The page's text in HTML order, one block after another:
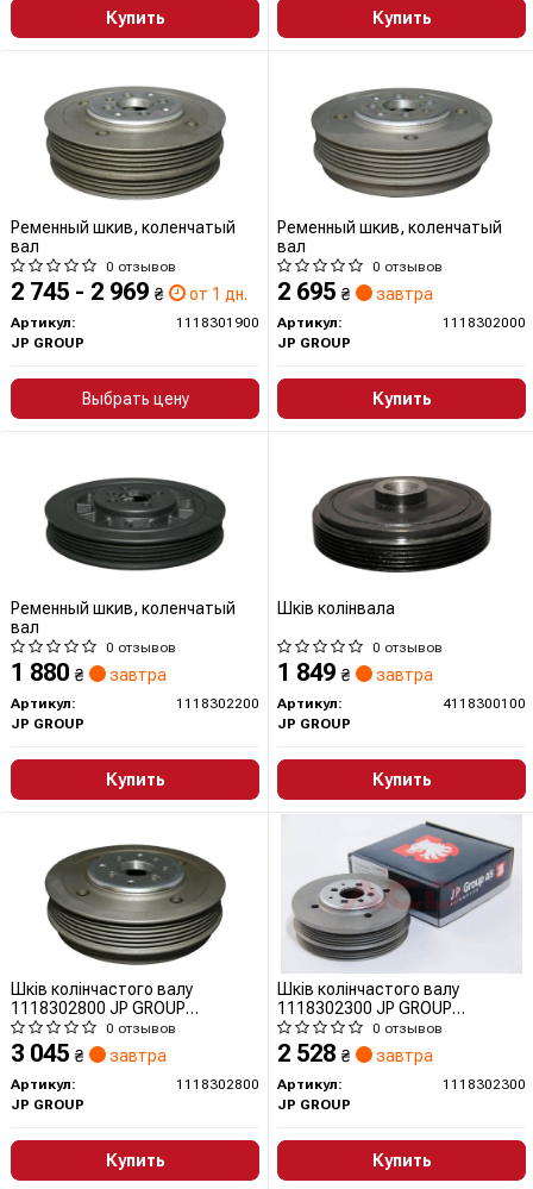
Купить Купить
Ременный шкив, коленчатый
вал
0 отзывов
2 745 - 2 969 ₴ от 1 дн.
Артикул:
1118301900
JP GROUP
Выбрать цену
Ременный шкив, коленчатый
вал
0 отзывов
2 695 ₴ завтра
Артикул:
1118302000
JP GROUP
Купить
Ременный шкив, коленчатый
вал
0 отзывов
1 880 ₴ завтра
Артикул:
1118302200
JP GROUP
Купить
Шкiв колiнвала
0 отзывов
1 849 ₴ завтра
Артикул:
4118300100
JP GROUP
Купить
Шків колінчастого валу
1118302800 JP GROUP
(QUINTON HAZELL)
0 отзывов
3 045 ₴ завтра
Артикул:
1118302800
JP GROUP
Купить
Шків колінчастого валу
1118302300 JP GROUP
(QUINTON HAZELL)
0 отзывов
2 528 ₴ завтра
Артикул:
1118302300
JP GROUP
Купить